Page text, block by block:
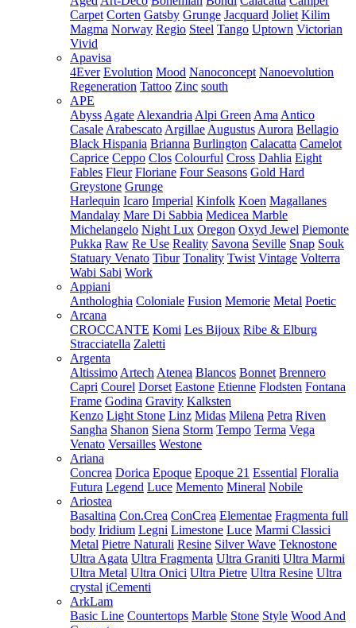
Carpet Corten Gatsby Grunge Jacquard Joliet Kilim
Magma Norway Regio Steel Tango Uptown Victorian
Vivid
Apavisa
4Ever Evolution Mood Nanoconcept Nanoevolution
Regeneration Tattoo Zinc south
APE
Abyss Agate Alexandria Alpi Green Ama Antico
Casale Arabescato Argillae Augustus Aurora Bellagio
Black Hispania Brianna Burlington Calacatta Camelot
Caprice Ceppo Clos Colourful Cross Dahlia Eight
Fables Fleur Floriane Four Seasons Gold Hard
Greystone Grunge
Harlequin Icaro Imperial Kinfolk Koen Magallanes
Mandalay Mare Di Sabbia Medicea Marble
Michelangelo Night Lux Oregon Oxyd Jewel Piemonte
Pukka Raw Re Use Reality Savona Seville Snap Souk
Statuary Venato Tibur Tonality Twist Vintage Volterra
Wabi Sabi Work
Appiani
Anthologhia Coloniale Fusion Memorie Metal Poetic
Arcana
CROCCANTE Komi Les Bijoux Ribe & Elburg
Stracciatella Zaletti
Argenta
Altissimo Artech Atenea Blancos Bonnet Brennero
Capri Courel Dorset Eastone Etienne Flodsten Fontana
Frame Godina Gravity Kalksten
Kenzo Light Stone Linz Midas Milena Petra Riven
Sangha Shanon Siena Storm Tempo Terma Vega
Venato Versailles Westone
Ariana
Concrea Dorica Epoque Epoque 21 Essential Floralia
Futura Legend Luce Memento Mineral Nobile
Ariostea
Basaltina Con.Crea ConCrea Elementae Fragmenta full
body Iridium Legni Limestone Luce Marmi Classici
Metal Pietre Naturali Resine Silver Wave Teknostone
Ultra Agata Ultra Fragmenta Ultra Graniti Ultra Marmi
Ultra Metal Ultra Onici Ultra Pietre Ultra Resine Ultra
crystal iCementi
ArkLam
Basic Line Countertops Marble Stone Style Wood And